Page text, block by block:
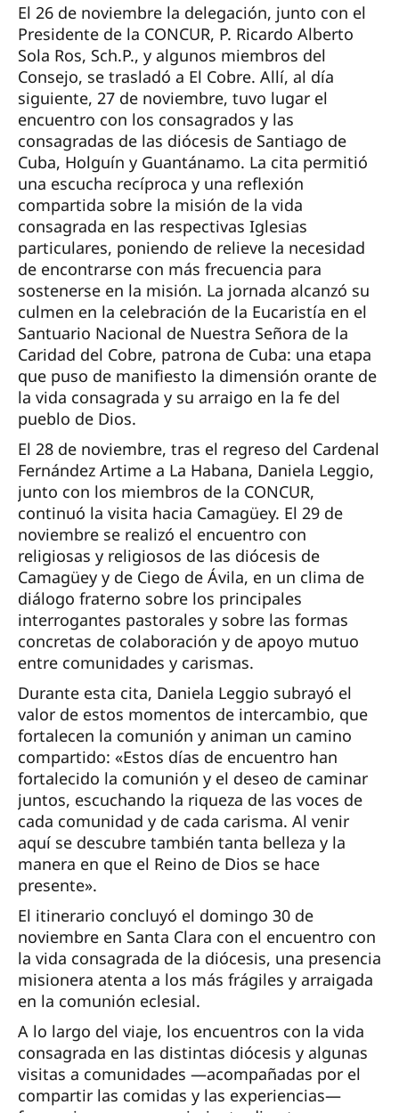
El 26 de noviembre la delegación, junto con el
Presidente de la CONCUR, P. Ricardo Alberto
Sola Ros, Sch.P., y algunos miembros del
Consejo, se trasladó a El Cobre. Allí, al día
siguiente, 27 de noviembre, tuvo lugar el
encuentro con los consagrados y las
consagradas de las diócesis de Santiago de
Cuba, Holguín y Guantánamo. La cita permitió
una escucha recíproca y una reflexión
compartida sobre la misión de la vida
consagrada en las respectivas Iglesias
particulares, poniendo de relieve la necesidad
de encontrarse con más frecuencia para
sostenerse en la misión. La jornada alcanzó su
culmen en la celebración de la Eucaristía en el
Santuario Nacional de Nuestra Señora de la
Caridad del Cobre, patrona de Cuba: una etapa
que puso de manifiesto la dimensión orante de
la vida consagrada y su arraigo en la fe del
pueblo de Dios.
El 28 de noviembre, tras el regreso del Cardenal
Fernández Artime a La Habana, Daniela Leggio,
junto con los miembros de la CONCUR,
continuó la visita hacia Camagüey. El 29 de
noviembre se realizó el encuentro con
religiosas y religiosos de las diócesis de
Camagüey y de Ciego de Ávila, en un clima de
diálogo fraterno sobre los principales
interrogantes pastorales y sobre las formas
concretas de colaboración y de apoyo mutuo
entre comunidades y carismas.
Durante esta cita, Daniela Leggio subrayó el
valor de estos momentos de intercambio, que
fortalecen la comunión y animan un camino
compartido: «Estos días de encuentro han
fortalecido la comunión y el deseo de caminar
juntos, escuchando la riqueza de las voces de
cada comunidad y de cada carisma. Al venir
aquí se descubre también tanta belleza y la
manera en que el Reino de Dios se hace
presente».
El itinerario concluyó el domingo 30 de
noviembre en Santa Clara con el encuentro con
la vida consagrada de la diócesis, una presencia
misionera atenta a los más frágiles y arraigada
en la comunión eclesial.
A lo largo del viaje, los encuentros con la vida
consagrada en las distintas diócesis y algunas
visitas a comunidades —acompañadas por el
compartir las comidas y las experiencias—